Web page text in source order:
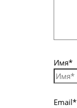
Имя*
Email*